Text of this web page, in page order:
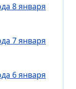
8 января
7 января
6 января